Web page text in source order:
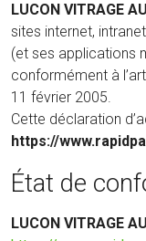
LUCON VITRAGE
sites internet,
(et ses applications
conformément à
11 février 2005.
Cette déclaration
https://
État de
LUCON VITRAGE